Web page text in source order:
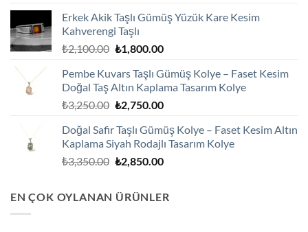
₺2,100.00.fiyat:
Erkek Akik Taşlı Gümüş Yüzük Kare Kesim
Kahverengi Taşlı
₺2,100.00 Orijinal
₺2,100.00.
₺1,800.00Şu
fiyat:
₺1,800.00.
Pembe Kuvars Taşlı Gümüş Kolye – Faset Kesim
Doğal Taş Altın Kaplama Tasarım Kolye
₺3,250.00 Orijinal
₺3,250.00.
₺2,750.00Şu
fiyat:
₺2,750.00.
Doğal Safir Taşlı Gümüş Kolye – Faset Kesim Altın
Kaplama Siyah Rodajlı Tasarım Kolye
₺3,350.00 Orijinal
₺3,350.00.
₺2,850.00Şu
₺2,850.00.
EN ÇOK OYLANAN ÜRÜNLER